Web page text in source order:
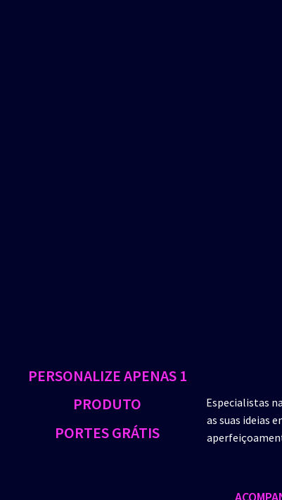
PERSONALIZE APENAS 1
PRODUTO
PORTES GRÁTIS
Especialistas
as suas ideias